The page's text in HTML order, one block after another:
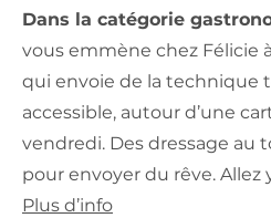
Dans la catégorie
vous emmène chez Félicie
qui envoie de la technique
accessible, autour d’une
vendredi. Des dressage au
pour envoyer du rêve. Allez
Plus d’info